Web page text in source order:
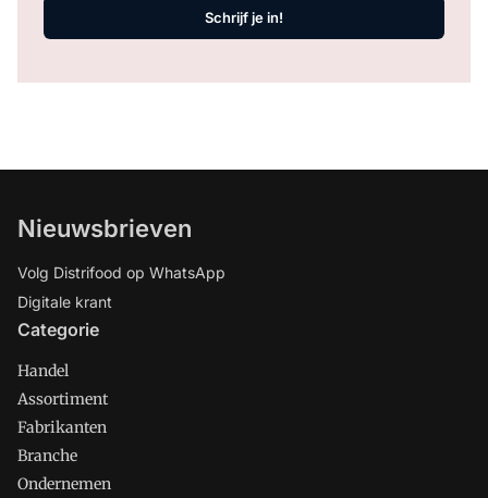
Schrijf je in!
Nieuwsbrieven
Volg Distrifood op WhatsApp
Digitale krant
Categorie
Handel
Assortiment
Fabrikanten
Branche
Ondernemen